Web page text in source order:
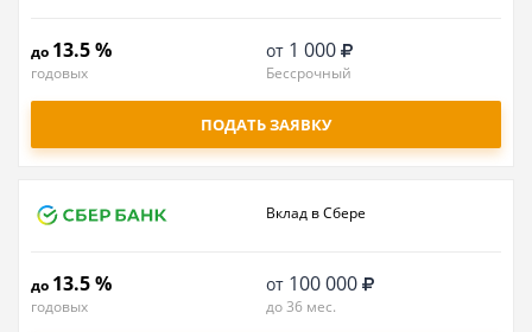
до 13.5 %
годовых
от 1 000
Бессрочный
ПОДАТЬ ЗАЯВКУ
Вклад в Сбере
до 13.5 %
годовых
от 100 000
до 36 мес.